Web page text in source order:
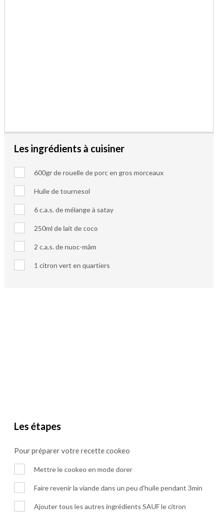
Les ingrédients à cuisiner
600gr de rouelle de porc en gros morceaux
Huile de tournesol
6 c.a.s. de mélange à satay
250ml de lait de coco
2 c.a.s. de nuoc-mâm
1 citron vert en quartiers
Les étapes
Pour préparer votre recette cookeo
Mettre le cookeo en mode dorer
Faire revenir la viande dans un peu d'huile pendant 3min
Ajouter tous les autres ingrédients SAUF le citron